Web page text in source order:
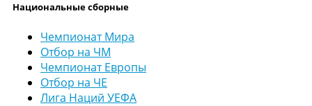
Национальные сборные
Чемпионат Мира
Отбор на ЧМ
Чемпионат Европы
Отбор на ЧЕ
Лига Наций УЕФА